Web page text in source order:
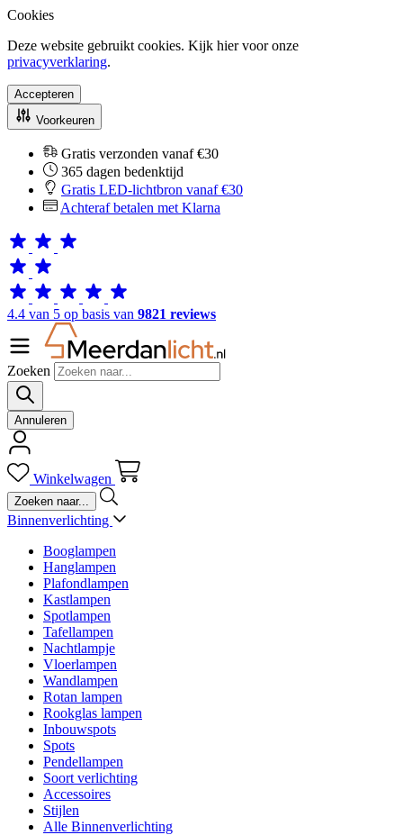
Cookies
Deze website gebruikt cookies. Kijk hier voor onze
privacyverklaring.
Accepteren
Voorkeuren
Gratis verzonden vanaf €30
365 dagen bedenktijd
Gratis LED-lichtbron vanaf €30
Achteraf betalen met Klarna
4.4 van 5 op basis van 9821 reviews
Zoeken
Annuleren
Winkelwagen
Binnenverlichting
Booglampen
Hanglampen
Plafondlampen
Kastlampen
Spotlampen
Tafellampen
Nachtlampje
Vloerlampen
Wandlampen
Rotan lampen
Rookglas lampen
Inbouwspots
Spots
Pendellampen
Soort verlichting
Accessoires
Stijlen
Alle Binnenverlichting